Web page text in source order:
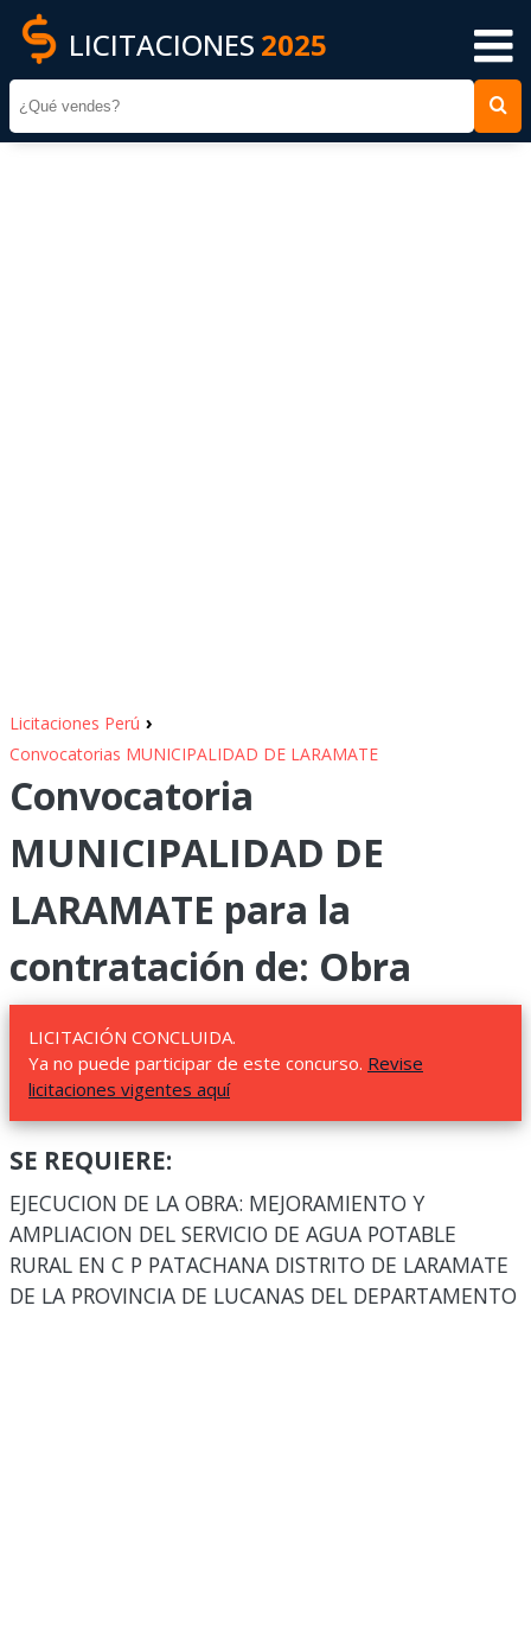
LICITACIONES 2025
Licitaciones Perú ›
Convocatorias MUNICIPALIDAD DE LARAMATE
Convocatoria
MUNICIPALIDAD DE
LARAMATE para la
contratación de: Obra
LICITACIÓN CONCLUIDA.
Ya no puede participar de este concurso. Revise
licitaciones vigentes aquí
SE REQUIERE:
EJECUCION DE LA OBRA: MEJORAMIENTO Y
AMPLIACION DEL SERVICIO DE AGUA POTABLE
RURAL EN C P PATACHANA DISTRITO DE LARAMATE
DE LA PROVINCIA DE LUCANAS DEL DEPARTAMENTO